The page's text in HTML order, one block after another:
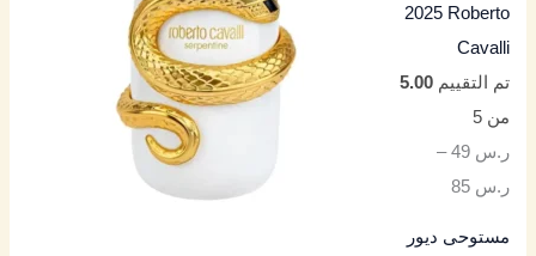
2025 Roberto
Cavalli
تم التقييم5.00
من 5
ر.س 49
–
ر.س 85
مستوحى ديور